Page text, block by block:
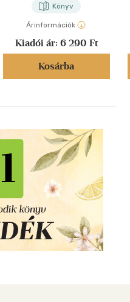
Könyv
Árinformációk
Kiadói ár: 6 290 Ft
Kosárba